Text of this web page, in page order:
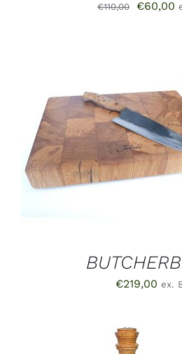
€110,00 €60,00
TOEVOEGEN AAN
/
DETAILS
€219,00 ex.